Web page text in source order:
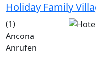
Holiday Family
(1)
Ancona
Anrufen